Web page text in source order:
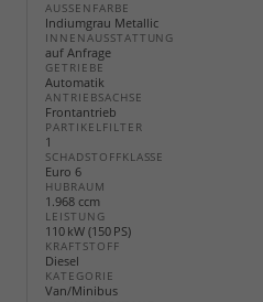
AUSSENFARBE
Indiumgrau Metallic
INNENAUSSTATTUNG
auf Anfrage
GETRIEBE
Automatik
ANTRIEBSACHSE
Frontantrieb
PARTIKELFILTER
1
SCHADSTOFFKLASSE
Euro 6
HUBRAUM
1.968 ccm
LEISTUNG
110 kW (150 PS)
KRAFTSTOFF
Diesel
KATEGORIE
Van/Minibus